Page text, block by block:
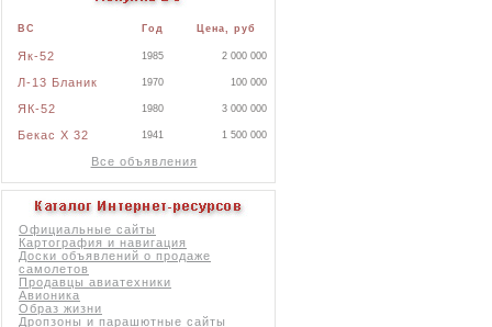
ВС Год Цена, руб
Як-52 1985 2 000 000
Л-13 Бланик 1970 100 000
ЯК-52 1980 3 000 000
Бекас X 32 1941 1 500 000
Все объявления
Официальные сайты
Картография и навигация
Доски объявлений о продаже
самолетов
Продавцы авиатехники
Авионика
Образ жизни
Дропзоны и парашютные сайты